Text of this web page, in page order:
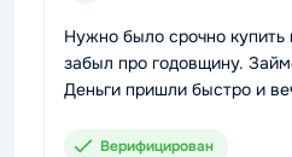
Нужно было срочно купить
забыл про годовщину.
Деньги пришли быстро и
Верифицирован